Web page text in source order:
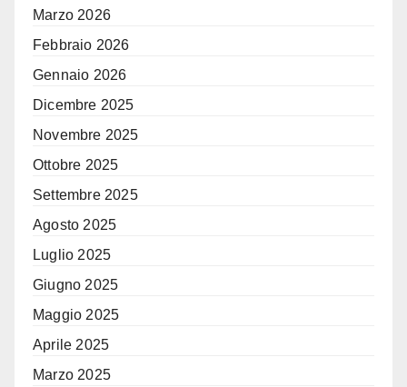
Marzo 2026
Febbraio 2026
Gennaio 2026
Dicembre 2025
Novembre 2025
Ottobre 2025
Settembre 2025
Agosto 2025
Luglio 2025
Giugno 2025
Maggio 2025
Aprile 2025
Marzo 2025